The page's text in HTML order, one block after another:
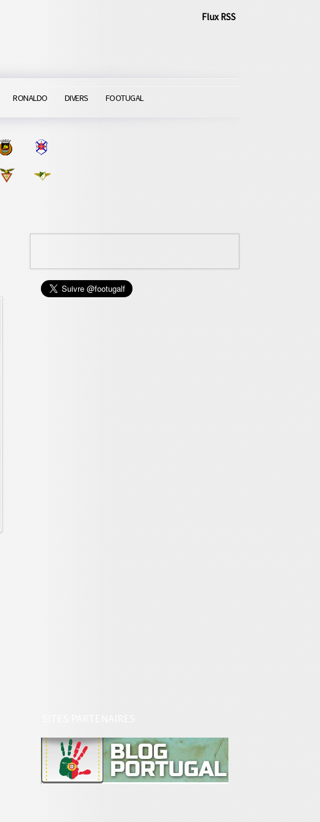
Flux RSS
RONALDO DIVERS FOOTUGAL
SITES PARTENAIRES